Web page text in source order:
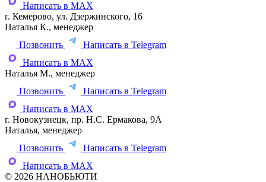
Написать в MAX
г. Кемерово, ул. Дзержинского, 16
Наталья К., менеджер
Позвонить
Написать в Telegram
Написать в MAX
Наталья М., менеджер
Позвонить
Написать в Telegram
Написать в MAX
г. Новокузнецк, пр. Н.С. Ермакова, 9А
Наталья, менеджер
Позвонить
Написать в Telegram
Написать в MAX
© 2026 НАНОБЬЮТИ